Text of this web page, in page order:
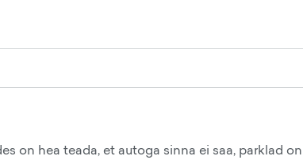
hea teada, et autoga sinna ei saa, parklad on